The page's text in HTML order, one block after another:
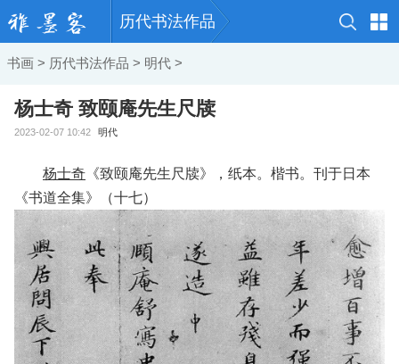
历代书法作品
书画 > 历代书法作品 > 明代 >
杨士奇 致颐庵先生尺牍
2023-02-07 10:42 明代
杨士奇 《致颐庵先生尺牍》，纸本。楷书。刊于日本
《书道全集》（十七）